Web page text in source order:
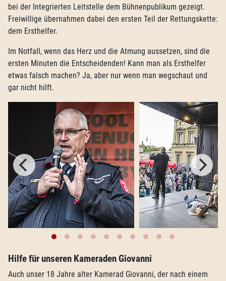
bei der Integrierten Leitstelle dem Bühnenpublikum gezeigt.
Freiwillige übernahmen dabei den ersten Teil der Rettungskette:
dem Ersthelfer.
Im Notfall, wenn das Herz und die Atmung aussetzen, sind die
ersten Minuten die Entscheidenden! Kann man als Ersthelfer
etwas falsch machen? Ja, aber nur wenn man wegschaut und
gar nicht hilft.
Hilfe für unseren Kameraden Giovanni
Auch unser 18 Jahre alter Kamerad Giovanni, der nach einem